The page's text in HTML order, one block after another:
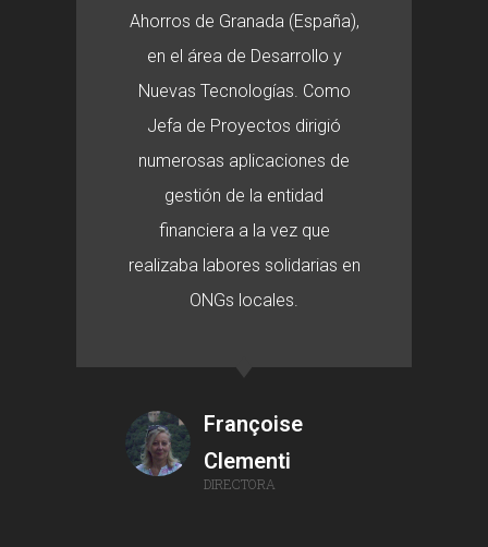
Ahorros de Granada (España),
en el área de Desarrollo y
Nuevas Tecnologías. Como
Jefa de Proyectos dirigió
numerosas aplicaciones de
gestión de la entidad
financiera a la vez que
realizaba labores solidarias en
ONGs locales.
Françoise
Clementi
DIRECTORA